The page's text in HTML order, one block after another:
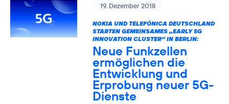
19. Dezember 2018
NOKIA UND TELEFÓNICA DEUTSCHLAND
STARTEN GEMEINSAMES „EARLY 5G
INNOVATION CLUSTER“ IN BERLIN:
Neue Funkzellen
ermöglichen die
Entwicklung und
Erprobung neuer 5G-
Dienste